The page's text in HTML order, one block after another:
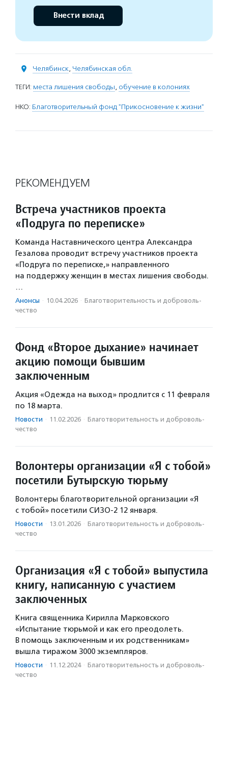
Внести вклад
Челябинск, Челябинская обл.
ТЕГИ: места лишения свободы, обучение в колониях
НКО: Благотворительный фонд "Прикосновение к жизни"
РЕКОМЕНДУЕМ
Встреча участников проекта
«Подруга по переписке»
Команда Наставнического центра Александра
Гезалова проводит встречу участников проекта
«Подруга по переписке,» направленного
на поддержку женщин в местах лишения свободы.
…
Анонсы · 10.04.2026 · Благотвори­тель­ность и доброволь­
чест­во
Фонд «Второе дыхание» начинает
акцию помощи бывшим
заключенным
Акция «Одежда на выход» продлится с 11 февраля
по 18 марта.
Новости · 11.02.2026 · Благотвори­тель­ность и доброволь­
чест­во
Волонтеры организации «Я с тобой»
посетили Бутырскую тюрьму
Волонтеры благотворительной организации «Я
с тобой» посетили СИЗО-2 12 января.
Новости · 13.01.2026 · Благотвори­тель­ность и доброволь­
чест­во
Организация «Я с тобой» выпустила
книгу, написанную с участием
заключенных
Книга священника Кирилла Марковского
«Испытание тюрьмой и как его преодолеть.
В помощь заключенным и их родственникам»
вышла тиражом 3000 экземпляров.
Новости · 11.12.2024 · Благотвори­тель­ность и доброволь­
чест­во